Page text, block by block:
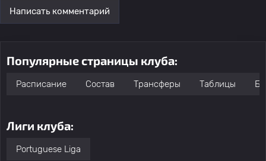
Написать комментарий
Популярные страницы клуба:
Расписание Состав Трансферы Таблицы
Лиги клуба:
Portuguese Liga